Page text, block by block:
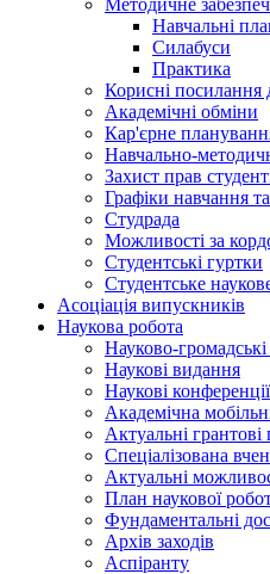
Навчальні
Силабуси
Практика
Корисні посилання
Академічні обміни
Кар'єрне
Навчально-
Захист прав
Графіки навчання
Студрада
Можливості за
Студентські гуртки
Студентське
Асоціація випускників
Наукова робота
Науково-
Наукові видання
Наукові конференції
Академічна
Актуальні
Спеціалізована
Актуальні
План наукової
Фундаментальні
Архів заходів
Аспіранту